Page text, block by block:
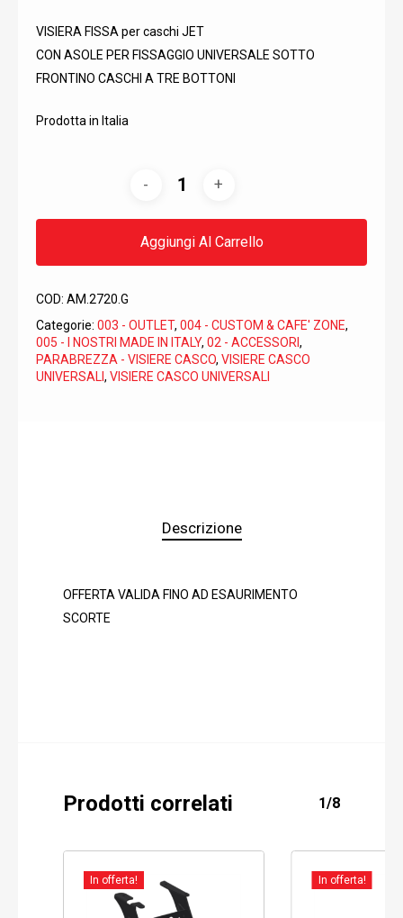
originale
era:
15,74€.
attuale
è:
9,64€.
VISIERA FISSA per caschi JET
CON ASOLE PER FISSAGGIO UNIVERSALE SOTTO
FRONTINO CASCHI A TRE BOTTONI
Prodotta in Italia
Aggiungi Al Carrello
COD: AM.2720.G
Categorie: 003 - OUTLET, 004 - CUSTOM & CAFE' ZONE,
005 - I NOSTRI MADE IN ITALY, 02 - ACCESSORI ,
PARABREZZA - VISIERE CASCO, VISIERE CASCO
UNIVERSALI , VISIERE CASCO UNIVERSALI
Descrizione
OFFERTA VALIDA FINO AD ESAURIMENTO
SCORTE
Prodotti correlati 1/8
In offerta! In offerta!